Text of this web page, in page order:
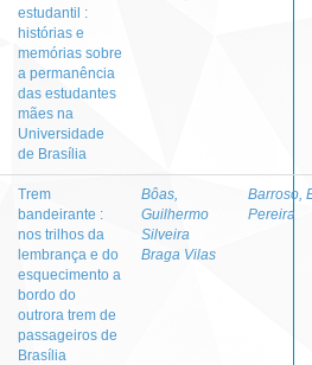
estudantil :
histórias e
memórias sobre
a permanência
das estudantes
mães na
Universidade
de Brasília
Trem
bandeirante :
nos trilhos da
lembrança e do
esquecimento a
bordo do
outrora trem de
passageiros de
Brasília
Bôas,
Guilhermo
Silveira
Braga Vilas
Barroso,
Pereira